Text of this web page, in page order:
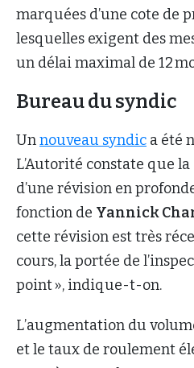
marquées d’une cote de
lesquelles exigent des
un délai maximal de 12
Bureau du syndic
Unnouveau syndic a été
L’Autorité constate que
d’une révision en
fonction de Yannick
cette révision est très
cours, la portée de
point », indique-t-on.
L’augmentation du
et le taux de roulement